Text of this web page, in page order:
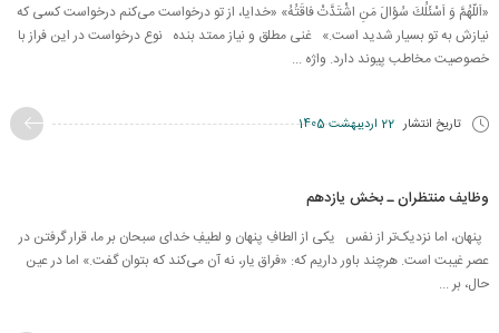
«اَللّهُمَّ وَ اَسْئَلُكَ سُؤالَ مَنِ اشْتَدَّتْ فاقَتُهُ» «خدایا، از تو درخواست می‌کنم درخواست کسی که
نیازش به تو بسیار شدید است.» غنی مطلق و نیاز ممتد بنده نوع درخواست در این فراز با
خصوصیت مخاطب پیوند دارد. واژه ...
تاریخ انتشار 22 اردیبهشت 1405
وظایف منتظران ـ بخش یازدهم
پنهان، اما نزدیک‌تر از نفس یکی از الطافِ پنهان و لطیفِ خدای سبحان بر ما، قرار گرفتن در
عصر غیبت است. هرچند باور داریم که: «فراق یار، نه آن می‌کند که بتوان گفت.» اما در عین
حال، بر ...